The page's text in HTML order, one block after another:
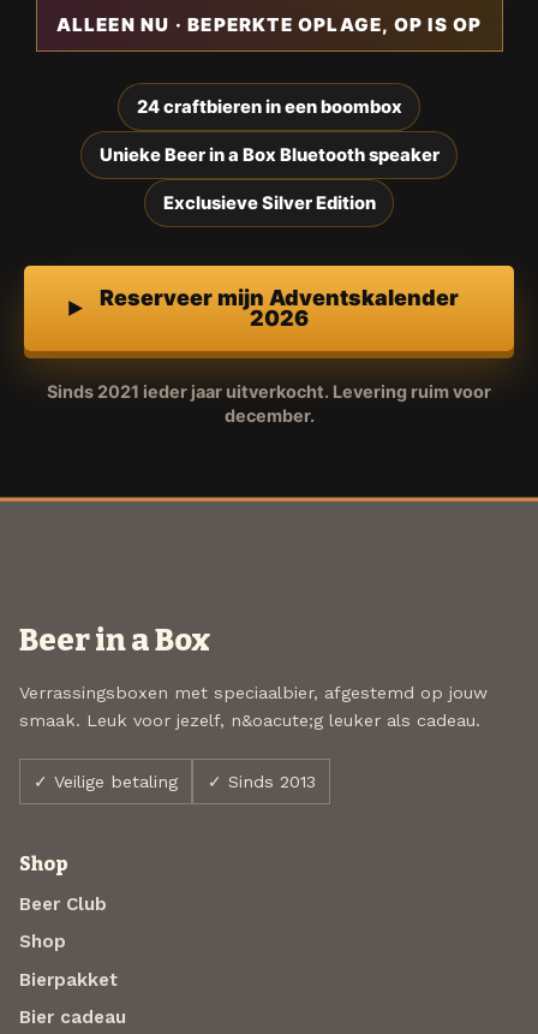
ALLEEN NU · BEPERKTE OPLAGE, OP IS OP
24 craftbieren in een boombox
Unieke Beer in a Box Bluetooth speaker
Exclusieve Silver Edition
Reserveer mijn Adventskalender
2026
Sinds 2021 ieder jaar uitverkocht. Levering ruim voor
december.
Beer in a Box
Verrassingsboxen met speciaalbier, afgestemd op jouw
smaak. Leuk voor jezelf, n&oacute;g leuker als cadeau.
✓ Veilige betaling ✓ Sinds 2013
Shop
Beer Club
Shop
Bierpakket
Bier cadeau